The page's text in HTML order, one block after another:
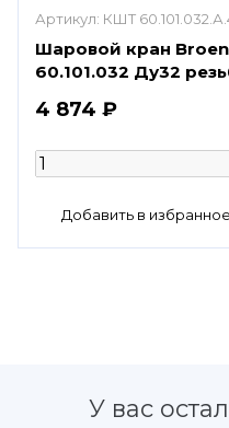
Артикул: КШТ
Шаровой кран
60.101.032 Ду32
4 874 ₽
У вас